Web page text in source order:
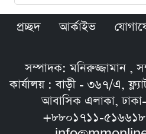
প্রচ্ছদ আর্কাইভ
সম্পাদক: মনিরুজ্জামান ,
কার্যালয় : বাড়ী - ৩৬৭/এ,
আবাসিক এলাকা,
+৮৮০১৭১১-